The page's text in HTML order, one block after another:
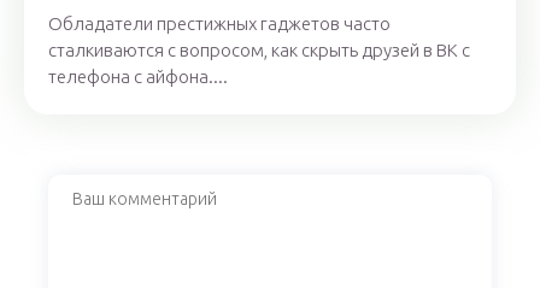
Обладатели престижных гаджетов часто
сталкиваются с вопросом, как скрыть друзей в ВК с
телефона с айфона....